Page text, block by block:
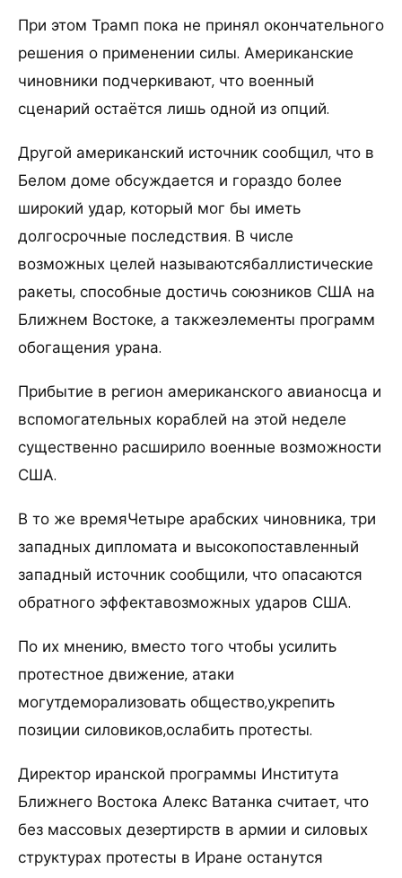
При этом Трамп пока не принял окончательного
решения о применении силы. Американские
чиновники подчеркивают, что военный
сценарий остаётся лишь одной из опций.
Другой американский источник сообщил, что в
Белом доме обсуждается и гораздо более
широкий удар, который мог бы иметь
долгосрочные последствия. В числе
возможных целей называютсябаллистические
ракеты, способные достичь союзников США на
Ближнем Востоке, а такжеэлементы программ
обогащения урана.
Прибытие в регион американского авианосца и
вспомогательных кораблей на этой неделе
существенно расширило военные возможности
США.
В то же времяЧетыре арабских чиновника, три
западных дипломата и высокопоставленный
западный источник сообщили, что опасаются
обратного эффектавозможных ударов США.
По их мнению, вместо того чтобы усилить
протестное движение, атаки
могутдеморализовать общество,укрепить
позиции силовиков,ослабить протесты.
Директор иранской программы Института
Ближнего Востока Алекс Ватанка считает, что
без массовых дезертирств в армии и силовых
структурах протесты в Иране останутся